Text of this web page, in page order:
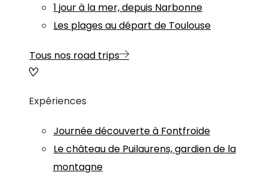
1 jour à la mer, depuis Narbonne
Les plages au départ de Toulouse
Tous nos road trips
Expériences
Journée découverte à Fontfroide
Le château de Puilaurens, gardien de la
montagne